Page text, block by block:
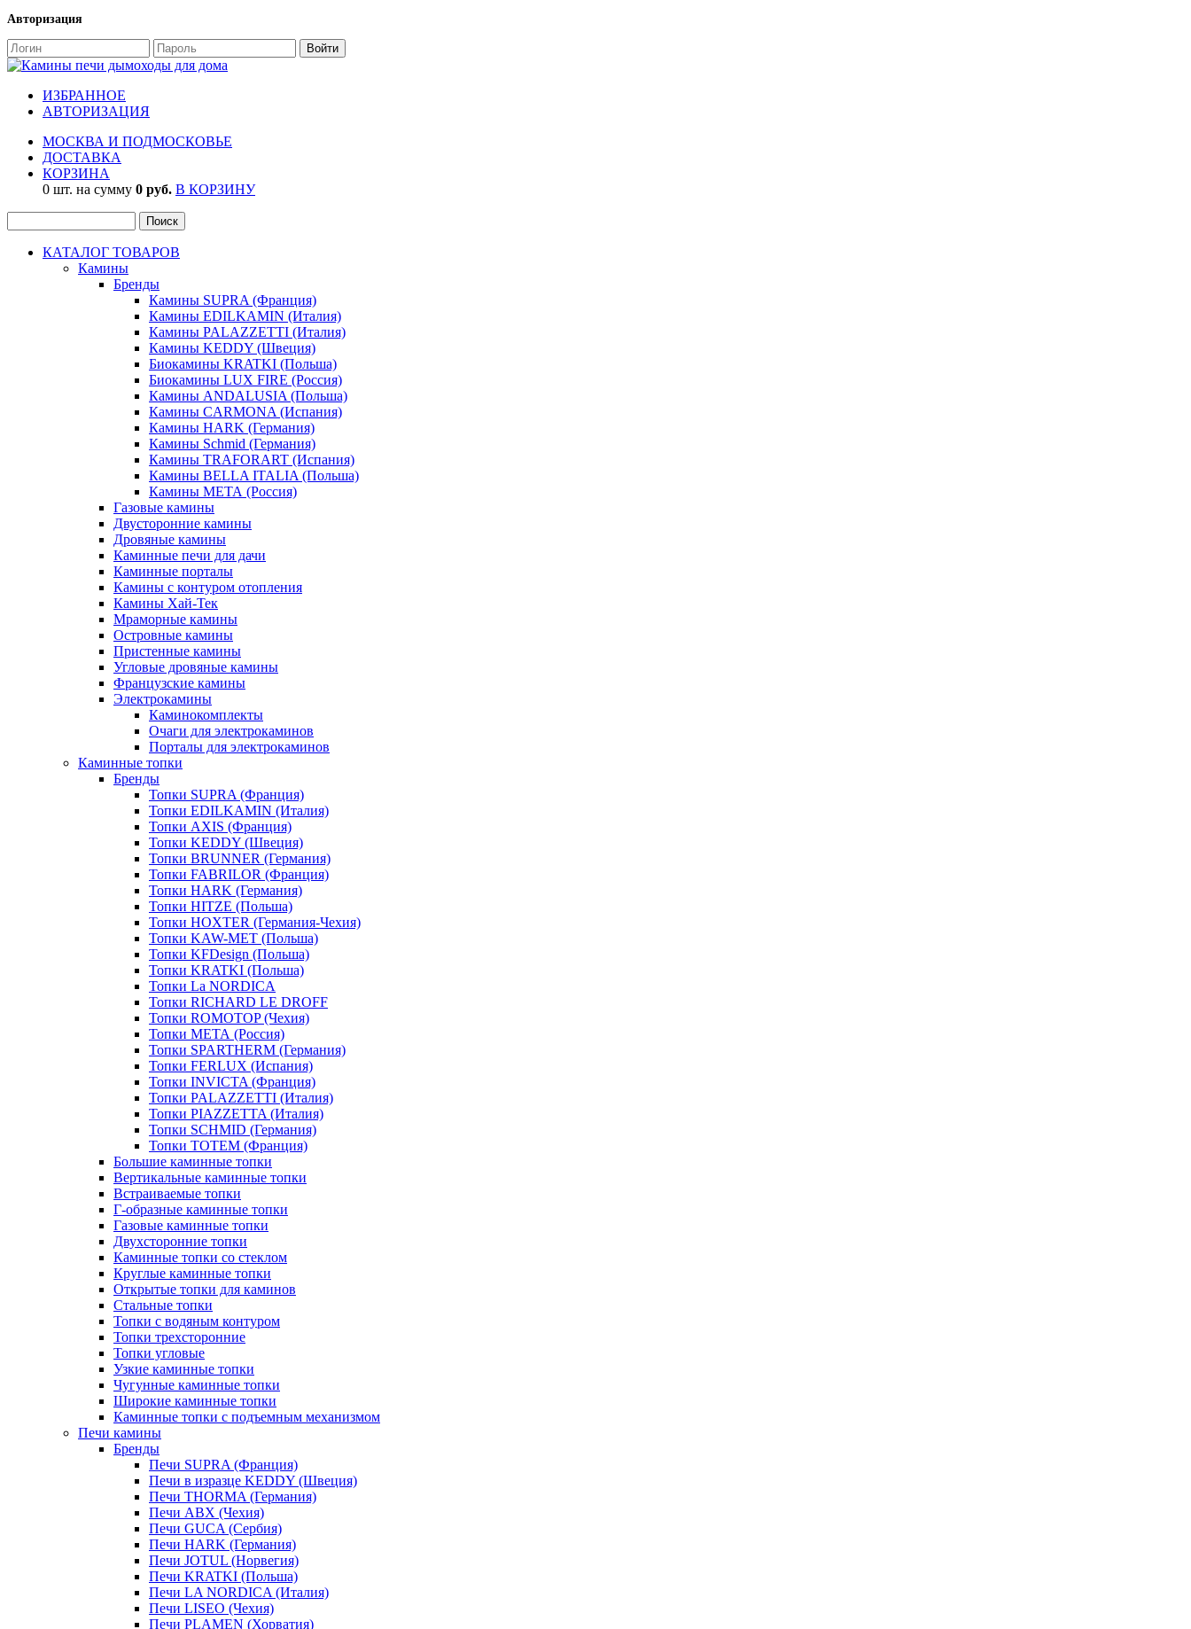
Авторизация
ИЗБРАННОЕ
АВТОРИЗАЦИЯ
МОСКВА И ПОДМОСКОВЬЕ
ДОСТАВКА
КОРЗИНА
0 шт. на сумму 0 руб. В КОРЗИНУ
КАТАЛОГ ТОВАРОВ
Камины
Бренды
Камины SUPRA (Франция)
Камины EDILKAMIN (Италия)
Камины PALAZZETTI (Италия)
Камины KEDDY (Швеция)
Биокамины KRATKI (Польша)
Биокамины LUX FIRE (Россия)
Камины ANDALUSIA (Польша)
Камины CARMONA (Испания)
Камины HARK (Германия)
Камины Schmid (Германия)
Камины TRAFORART (Испания)
Камины BELLA ITALIA (Польша)
Камины МЕТА (Россия)
Газовые камины
Двусторонние камины
Дровяные камины
Каминные печи для дачи
Каминные порталы
Камины с контуром отопления
Камины Хай-Тек
Мраморные камины
Островные камины
Пристенные камины
Угловые дровяные камины
Французские камины
Электрокамины
Каминокомплекты
Очаги для электрокаминов
Порталы для электрокаминов
Каминные топки
Бренды
Топки SUPRA (Франция)
Топки EDILKAMIN (Италия)
Топки AXIS (Франция)
Топки KEDDY (Швеция)
Топки BRUNNER (Германия)
Топки FABRILOR (Франция)
Топки HARK (Германия)
Топки HITZE (Польша)
Топки HOXTER (Германия-Чехия)
Топки KAW-MET (Польша)
Топки KFDesign (Польша)
Топки KRATKI (Польша)
Топки La NORDICA
Топки RICHARD LE DROFF
Топки ROMOTOP (Чехия)
Топки МЕТА (Россия)
Топки SPARTHERM (Германия)
Топки FERLUX (Испания)
Топки INVICTA (Франция)
Топки PALAZZETTI (Италия)
Топки PIAZZETTA (Италия)
Топки SCHMID (Германия)
Топки TOTEM (Франция)
Большие каминные топки
Вертикальные каминные топки
Встраиваемые топки
Г-образные каминные топки
Газовые каминные топки
Двухсторонние топки
Каминные топки со стеклом
Круглые каминные топки
Открытые топки для каминов
Стальные топки
Топки с водяным контуром
Топки трехсторонние
Топки угловые
Узкие каминные топки
Чугунные каминные топки
Широкие каминные топки
Каминные топки с подъемным механизмом
Печи камины
Бренды
Печи SUPRA (Франция)
Печи в изразце KEDDY (Швеция)
Печи THORMA (Германия)
Печи ABX (Чехия)
Печи GUCA (Сербия)
Печи HARK (Германия)
Печи JOTUL (Норвегия)
Печи KRATKI (Польша)
Печи LA NORDICA (Италия)
Печи LISEO (Чехия)
Печи PLAMEN (Хорватия)